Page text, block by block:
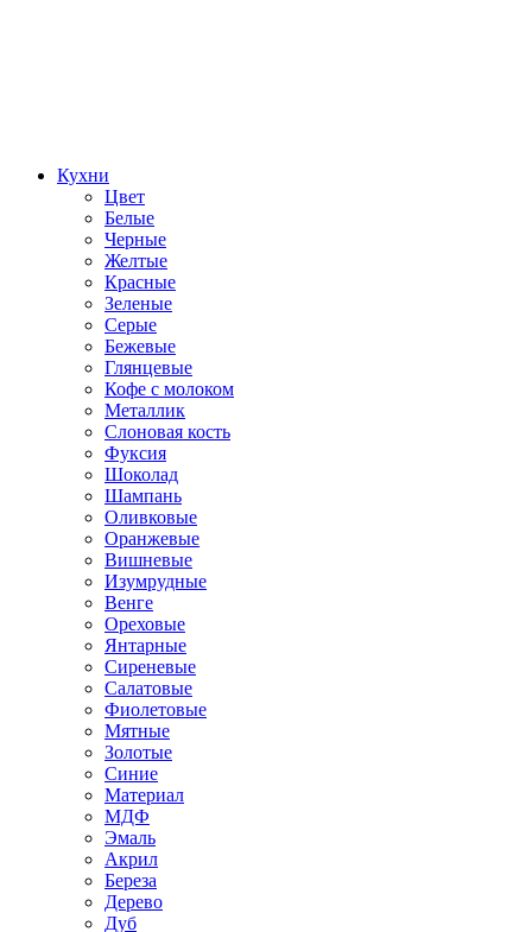
Кухни
Цвет
Белые
Черные
Желтые
Красные
Зеленые
Серые
Бежевые
Глянцевые
Кофе с молоком
Металлик
Слоновая кость
Фуксия
Шоколад
Шампань
Оливковые
Оранжевые
Вишневые
Изумрудные
Венге
Ореховые
Янтарные
Сиреневые
Салатовые
Фиолетовые
Мятные
Золотые
Синие
Материал
МДФ
Эмаль
Акрил
Береза
Дерево
Дуб